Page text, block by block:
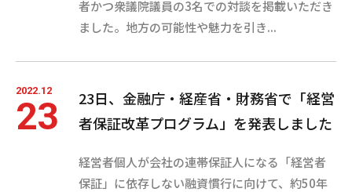
者かつ衆議院議員の3名での対談を掲載いただき
ました。地方の可能性や魅力を引き...
2022.12
23
23日、金融庁・経産省・財務省で「経営
者保証改革プログラム」を発表しました
経営者個人が会社の連帯保証人になる「経営者
保証」に依存しない融資慣行に向けて、約50年